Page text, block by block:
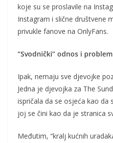
koje su se proslavile na
Instagram i slične društvene
privukle fanove na OnlyFans.
“Svodnički” odnos i
Ipak, nemaju sve djevojke
Jedna je djevojka za The
ispričala da se osjeća kao da
joj se čini kao da je stranica
Međutim, “kralj kućnih